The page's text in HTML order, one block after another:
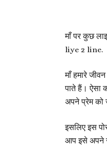
माँ पर कुछ
liye 2 line.
माँ हमारे
पाते हैं। ऐसा
अपने प्रेम को
इसलिए इस
आप इसे अपने